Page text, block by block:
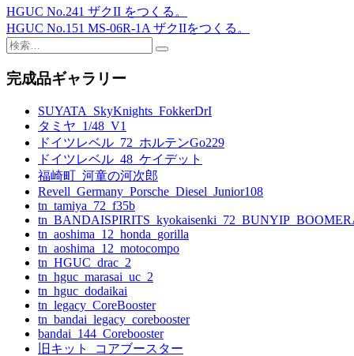
投
稿
ナ
ビ
HGUC No.241 ザクII をつくる。
HGUC No.151 MS-06R-1A ザクIIをつくる。
検
完成品ギャラリー
SUYATA_SkyKnights_FokkerDrI
タミヤ_1/48_V1
ドイツレベル_72_ホルテンGo229
ドイツレベル_48_ケイデット
福崎町_河童の河次郎
Revell_Germany_Porsche_Diesel_Junior108
tn_tamiya_72_f35b
tn_aoshima_12_honda_gorilla
tn_aoshima_12_motocompo
tn_HGUC_drac_2
tn_hguc_marasai_uc_2
tn_hguc_dodaikai
tn_legacy_CoreBooster
tn_bandai_legacy_corebooster
bandai_144_Corebooster
旧キット_コアブースター